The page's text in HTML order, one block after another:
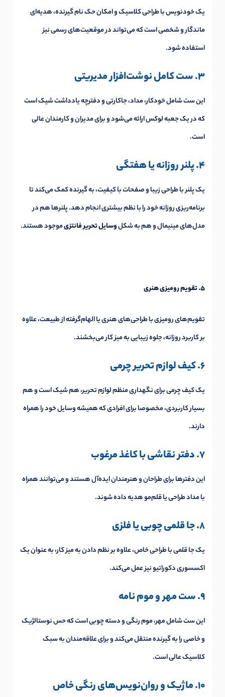
یک خودنویس با طراحی کلاسیک و امکان حک نام گیرنده، هدیه‌ای
ماندگار و شخصی است که می‌تواند در موقعیت‌های رسمی نیز
استفاده شود.
3. ست کامل نوشت‌افزار مدیریتی
این ست شامل خودکار، مداد، جاکارتی و دفترچه یادداشت شیک است
که در یک جعبه لوکس ارائه می‌شود و برای مدیران و کارمندان عالی
است.
4. پلنر روزانه یا هفتگی
یک پلنر با طراحی زیبا و صفحات با کیفیت، به گیرنده کمک می‌کند تا
برنامه‌ریزی روزانه خود را با نظم بیشتری انجام دهد. پلنرها هم در
مدل‌های مینیمال و هم به شکلوسایل تحریر فانتزیموجود هستند.
5. تقویم رومیزی هنری
تقویم‌های رومیزی با طراحی‌های هنری یا الهام‌گرفته از طبیعت، علاوه
بر کاربرد روزانه، جلوه زیبایی به میز کار می‌بخشند.
6. کیف لوازم تحریر چرمی
یک کیف چرمی برای نگهداری منظم لوازم تحریر، هم شیک است و هم
بسیار کاربردی، مخصوصا برای افرادی که همیشه وسایل خود را همراه
دارند.
7. دفتر نقاشی با کاغذ مرغوب
این دفترها برای طراحان و هنرمندان ایده‌آل هستند و می‌توانند همراه
با مداد طراحی یا قلم‌مو هدیه داده شوند.
8. جا قلمی چوبی یا فلزی
یک جا قلمی با طراحی خاص، علاوه بر نظم دادن به میز کار، به عنوان یک
اکسسوری دکوراتیو نیز عمل می‌کند.
9. ست مهر و موم نامه
این ست شامل مهر، موم رنگی و دسته چوبی است که حس نوستالژیک
و خاصی را به گیرنده منتقل می‌کند و برای علاقه‌مندان به سبک
کلاسیک عالی است.
10. ماژیک و روان‌نویس‌های رنگی خاص